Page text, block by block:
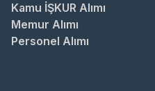
Kamu İŞKUR Alımı
Memur Alımı
Personel Alımı